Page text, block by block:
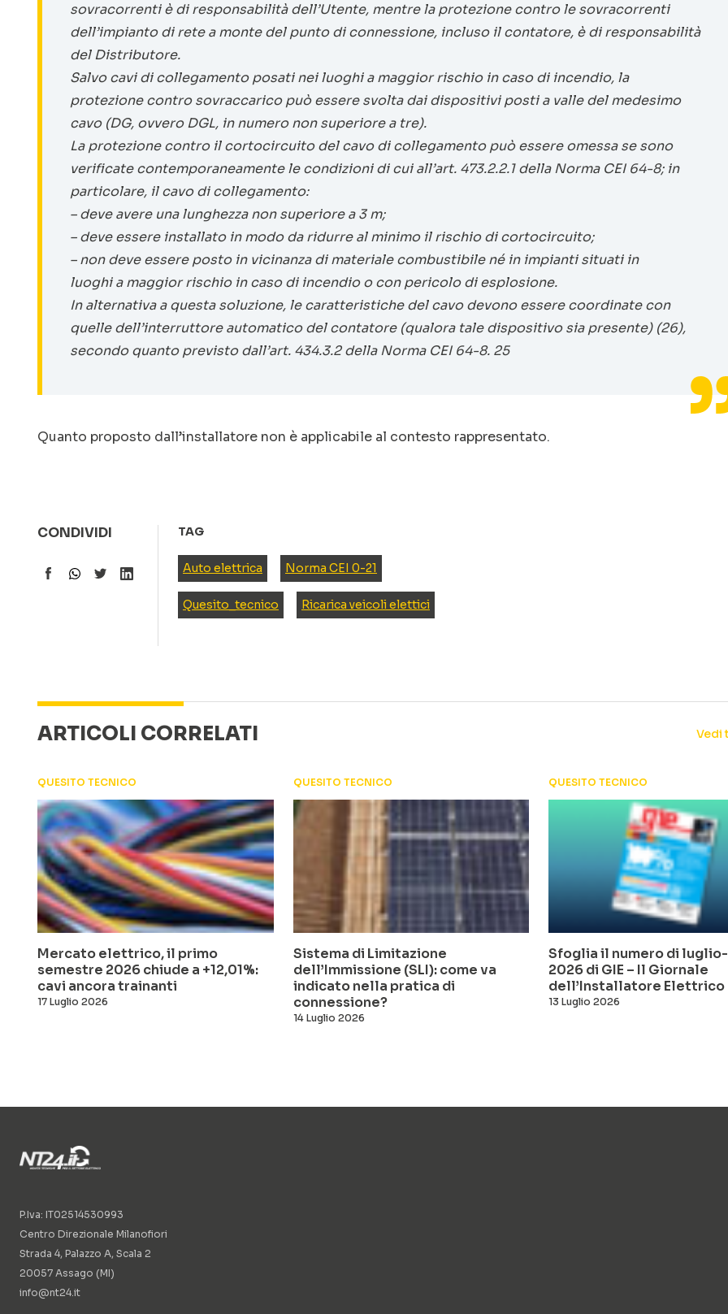
sovracorrenti è di responsabilità dell’Utente, mentre la protezione contro le sovracorrenti
dell’impianto di rete a monte del punto di connessione, incluso il contatore, è di responsabilità
del Distributore.
Salvo cavi di collegamento posati nei luoghi a maggior rischio in caso di incendio, la
protezione contro sovraccarico può essere svolta dai dispositivi posti a valle del medesimo
cavo (DG, ovvero DGL, in numero non superiore a tre).
La protezione contro il cortocircuito del cavo di collegamento può essere omessa se sono
verificate contemporaneamente le condizioni di cui all’art. 473.2.2.1 della Norma CEI 64-8; in
particolare, il cavo di collegamento:
– deve avere una lunghezza non superiore a 3 m;
– deve essere installato in modo da ridurre al minimo il rischio di cortocircuito;
– non deve essere posto in vicinanza di materiale combustibile né in impianti situati in
luoghi a maggior rischio in caso di incendio o con pericolo di esplosione.
In alternativa a questa soluzione, le caratteristiche del cavo devono essere coordinate con
quelle dell’interruttore automatico del contatore (qualora tale dispositivo sia presente) (26),
secondo quanto previsto dall’art. 434.3.2 della Norma CEI 64-8. 25
Quanto proposto dall’installatore non è applicabile al contesto rappresentato.
CONDIVIDI TAG
Auto elettrica Norma CEI 0-21
Quesito_tecnico Ricarica veicoli elettici
ARTICOLI CORRELATI Vedi
QUESITO TECNICO
Mercato elettrico, il primo
semestre 2026 chiude a +12,01%:
cavi ancora trainanti
17 Luglio 2026
QUESITO TECNICO
Sistema di Limitazione
dell’Immissione (SLI): come va
indicato nella pratica di
connessione?
14 Luglio 2026
QUESITO TECNICO
Sfoglia il numero di
2026 di GIE – Il Giornale
dell’Installatore Elettrico
13 Luglio 2026
P.Iva: IT02514530993
Centro Direzionale Milanofiori
Strada 4, Palazzo A, Scala 2
20057 Assago (MI)
info@nt24.it